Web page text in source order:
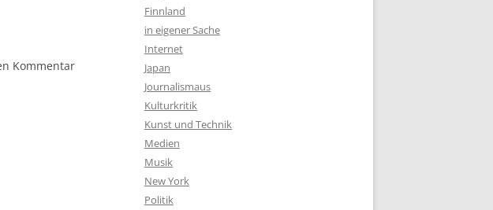
Kommentar
Finnland
in eigener Sache
Internet
Japan
Journalismaus
Kulturkritik
Kunst und Technik
Medien
Musik
New York
Politik